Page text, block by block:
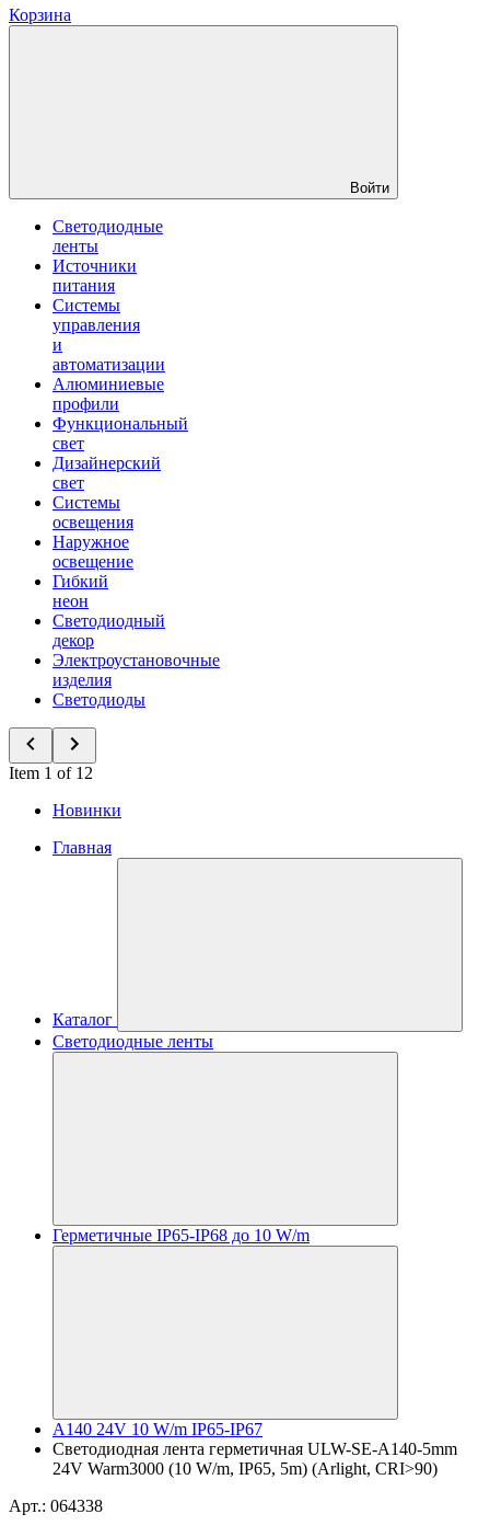
Корзина
Войти
Светодиодные
ленты
Источники
питания
Системы
управления
и
автоматизации
Алюминиевые
профили
Функциональный
свет
Дизайнерский
свет
Системы
освещения
Наружное
освещение
Гибкий
неон
Светодиодный
декор
Электроустановочные
изделия
Светодиоды
Item 1 of 12
Новинки
Главная
Каталог
Светодиодные ленты
Герметичные IP65-IP68 до 10 W/m
A140 24V 10 W/m IP65-IP67
Светодиодная лента герметичная ULW-SE-A140-5mm
24V Warm3000 (10 W/m, IP65, 5m) (Arlight, CRI>90)
Арт.: 064338